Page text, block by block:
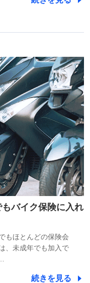
バイク保険に入れ
もほとんどの保険会
、未成年でも加入で
続きを見る